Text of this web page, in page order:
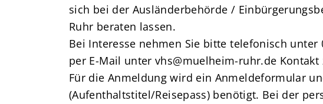
sich bei der Ausländerbehörde /
Ruhr beraten lassen.
Bei Interesse nehmen Sie bitte telefonisch unter
per E-Mail unter vhs@muelheim-ruhr.de
Für die Anmeldung wird ein Anmeldeformular
(Aufenthaltstitel/Reisepass) benötigt. Bei der